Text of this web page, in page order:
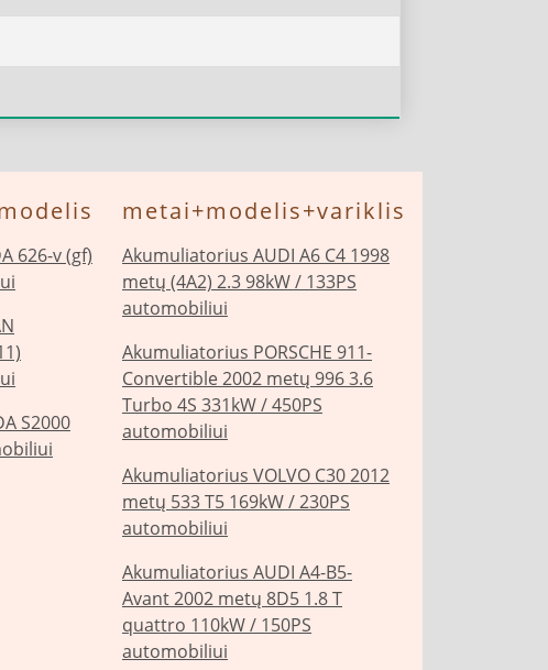
626-v (gf)
S2000
metai+modelis+variklis
Akumuliatorius AUDI A6 C4 1998
metų (4A2) 2.3 98kW / 133PS
automobiliui
Akumuliatorius PORSCHE 911-
Convertible 2002 metų 996 3.6
Turbo 4S 331kW / 450PS
automobiliui
Akumuliatorius VOLVO C30 2012
metų 533 T5 169kW / 230PS
automobiliui
Akumuliatorius AUDI A4-B5-
Avant 2002 metų 8D5 1.8 T
quattro 110kW / 150PS
automobiliui